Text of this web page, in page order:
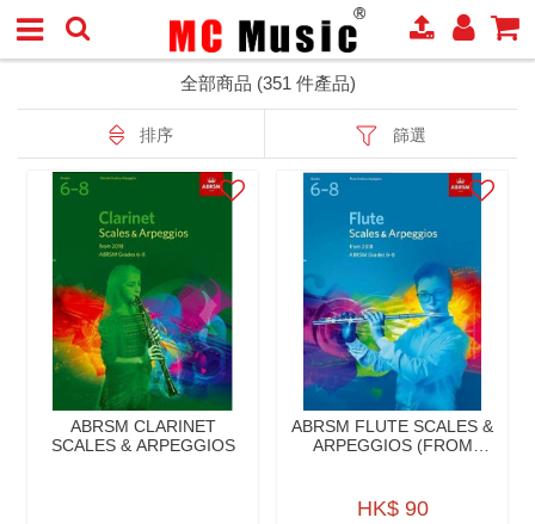
全部商品 (351 件產品)
排序 篩選
ABRSM CLARINET
SCALES & ARPEGGIOS
ABRSM FLUTE SCALES &
ARPEGGIOS (FROM
HK$ 90